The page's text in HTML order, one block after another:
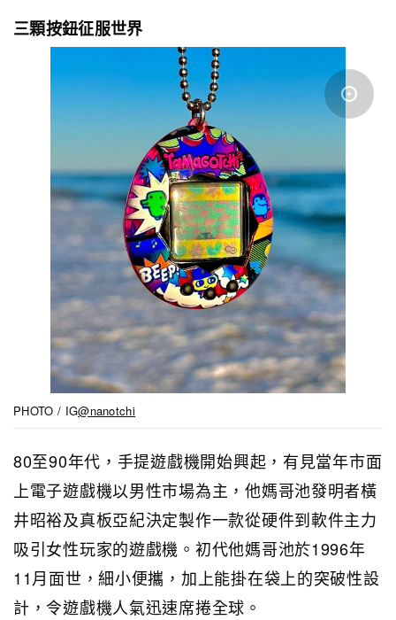
三顆按鈕征服世界
PHOTO / IG@nanotchi
80至90年代，手提遊戲機開始興起，有見當年市面
上電子遊戲機以男性市場為主，他媽哥池發明者橫
井昭裕及真板亞紀決定製作一款從硬件到軟件主力
吸引女性玩家的遊戲機。初代他媽哥池於1996年
11月面世，細小便攜，加上能掛在袋上的突破性設
計，令遊戲機人氣迅速席捲全球。